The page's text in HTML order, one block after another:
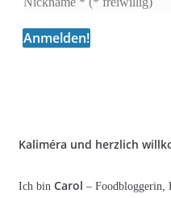
Kaliméra und herzlich
Ich bin Carol – Foodbloggerin,